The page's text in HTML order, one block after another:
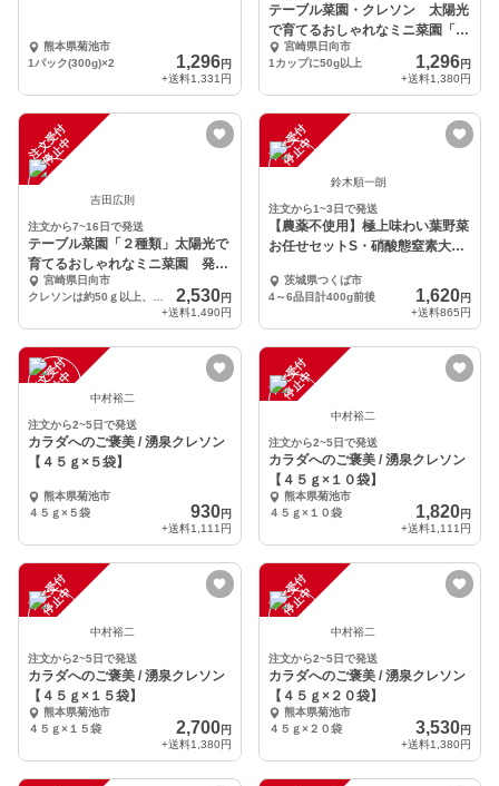
熊本県菊池市
1パック(300g)×2
1,296円
+送料1,331円
テーブル菜園・クレソン 太陽光
で育てるおしゃれなミニ菜園「Ｌ
ＥＤ栽培」
宮崎県日向市
1カップに50g以上
1,296円
+送料1,380円
注
文
受
付
停
止
中
吉田広則
注文から7~16日で発送
テーブル菜園「２種類」太陽光で
育てるおしゃれなミニ菜園 発送
までは「ＬＥＤ栽培」
宮崎県日向市
2,530円
+送料1,490円
注
文
受
付
停
止
中
鈴木順一朗
注文から1~3日で発送
【農薬不使用】極上味わい葉野菜
お任せセットS・硝酸態窒素大幅
茨城県つくば市
4～6品目計400g前後
1,620円
+送料865円
注
文
受
付
停
止
中 中村裕二
注文から2~5日で発送
カラダへのご褒美 / 湧泉クレソン
【４５ｇ×５袋】
熊本県菊池市
４５ｇ×５袋
930円
+送料1,111円
注
文
受
付
停
止
中
中村裕二
注文から2~5日で発送
カラダへのご褒美 / 湧泉クレソン
【４５ｇ×１０袋】
熊本県菊池市
４５ｇ×１０袋
1,820円
+送料1,111円
注
文
受
付
停
止
中
中村裕二
注文から2~5日で発送
カラダへのご褒美 / 湧泉クレソン
【４５ｇ×１５袋】
熊本県菊池市
４５ｇ×１５袋
2,700円
+送料1,380円
注
文
受
付
停
止
中
中村裕二
注文から2~5日で発送
カラダへのご褒美 / 湧泉クレソン
【４５ｇ×２０袋】
熊本県菊池市
４５ｇ×２０袋
3,530円
+送料1,380円